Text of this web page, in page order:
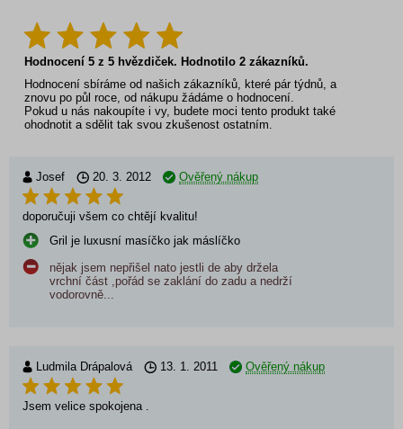
Hodnocení 5 z 5 hvězdiček. Hodnotilo 2 zákazníků.
Hodnocení sbíráme od našich zákazníků, které pár týdnů, a
znovu po půl roce, od nákupu žádáme o hodnocení.
Pokud u nás nakoupíte i vy, budete moci tento produkt také
ohodnotit a sdělit tak svou zkušenost ostatním.
Josef 20. 3. 2012 Ověřený nákup
doporučuji všem co chtějí kvalitu!
Gril je luxusní masíčko jak máslíčko
nějak jsem nepřišel nato jestli de aby držela
vrchní část ,pořád se zaklání do zadu a nedrží
vodorovně...
Ludmila Drápalová 13. 1. 2011 Ověřený nákup
Jsem velice spokojena .